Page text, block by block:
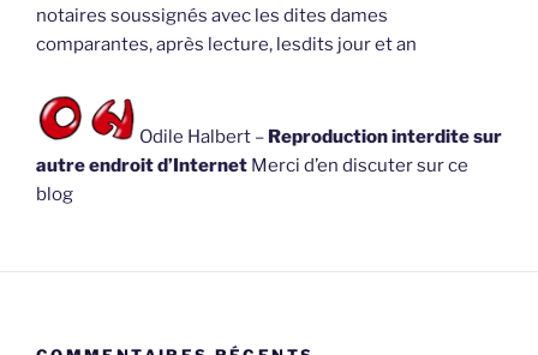
notaires soussignés avec les dites dames
comparantes, après lecture, lesdits jour et an
Odile Halbert – Reproduction interdite sur
autre endroit d’Internet Merci d’en discuter sur ce
blog